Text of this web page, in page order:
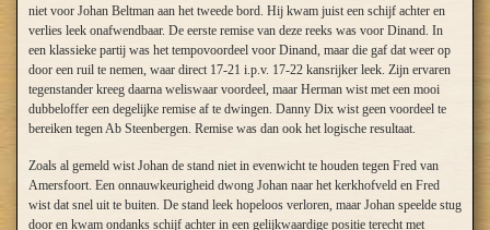
niet voor Johan Beltman aan het tweede bord. Hij kwam juist een schijf achter en
verlies leek onafwendbaar. De eerste remise van deze reeks was voor Dinand. In
een klassieke partij was het tempovoordeel voor Dinand, maar die gaf dat weer op
door een ruil te nemen, waar direct 17-21 i.p.v. 17-22 kansrijker leek. Zijn ervaren
tegenstander kreeg daarna weliswaar voordeel, maar Herman wist met een mooi
dubbeloffer een degelijke remise af te dwingen. Danny Dix wist geen voordeel te
bereiken tegen Ab Steenbergen. Remise was dan ook het logische resultaat.
Zoals al gemeld wist Johan de stand niet in evenwicht te houden tegen Fred van
Amersfoort. Een onnauwkeurigheid dwong Johan naar het kerkhofveld en Fred
wist dat snel uit te buiten. De stand leek hopeloos verloren, maar Johan speelde stug
door en kwam ondanks schijf achter in een gelijkwaardige positie terecht met